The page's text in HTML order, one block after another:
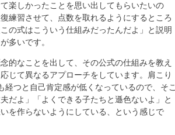
楽しかったことを思い出してもらいたいの
練習させて、点数を取れるようにするところ
の式はこういう仕組みだったんだよ」と説明
多いです。
的なことを出して、その公式の仕組みを教え
じて異なるアプローチをしています。肩こり
つと自己肯定感が低くなっているので、そこ
だよ」「よくできる子たちと遜色ないよ」と
を作らないようにしている、という感じで